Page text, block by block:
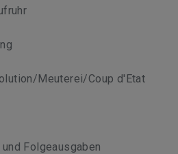
Meuterei/Coup d'Etat
Folgeausgaben